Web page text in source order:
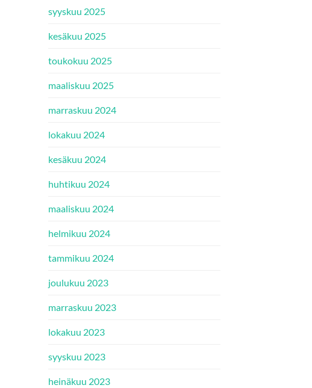
syyskuu 2025
kesäkuu 2025
toukokuu 2025
maaliskuu 2025
marraskuu 2024
lokakuu 2024
kesäkuu 2024
huhtikuu 2024
maaliskuu 2024
helmikuu 2024
tammikuu 2024
joulukuu 2023
marraskuu 2023
lokakuu 2023
syyskuu 2023
heinäkuu 2023